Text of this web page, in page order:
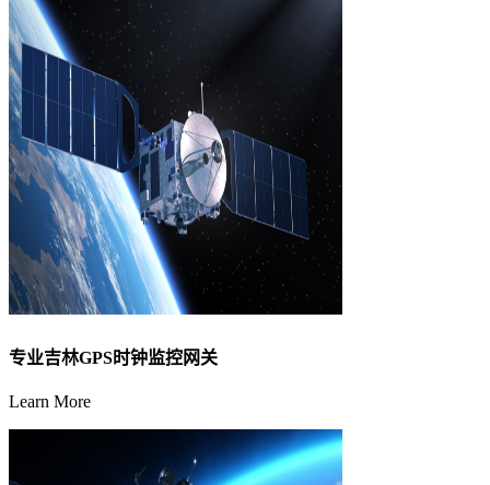
专业吉林GPS时钟监控网关
Learn More